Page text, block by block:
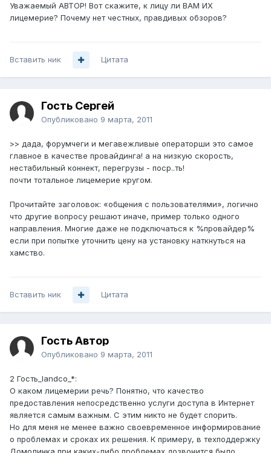
Уважаемый АВТОР! Вот скажите, к лицу ли ВАМ ИХ
лицемерие? Почему нет честных, правдивых обзоров?
Вставить ник Цитата
Гость Сергей
Опубликовано 9 марта, 2011
>> дада, форумчеги и мегавежливые операторши это самое
главное в качестве провайдинга! а на низкую скорость,
нестабильный коннект, перегрузы - поср..ть!
почти тотальное лицемерие кругом.
Прочитайте заголовок: «общения с пользователями», логично
что другие вопросу решают иначе, пример только одного
направления. Многие даже не подключаться к %провайдер%
если при попытке уточнить цену на установку наткнуться на
хамство.
Вставить ник Цитата
Гость Автор
Опубликовано 9 марта, 2011
2 Гость_landco_*:
О каком лицемерии речь? Понятно, что качество
предоставления непосредственно услуги доступа в Интернет
является самым важным. С этим никто не будет спорить.
Но для меня не менее важно своевременное информирование
о проблемах и сроках их решения. К примеру, в техподдержку